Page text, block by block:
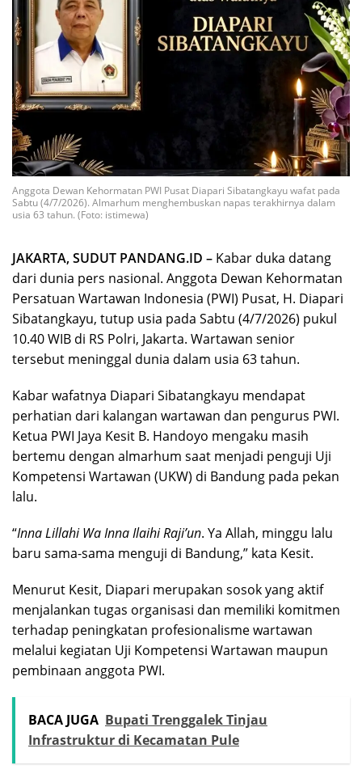
Anggota Dewan Kehormatan PWI Pusat Diapari Sibatangkayu wafat pada
Sabtu (4/7/2026). Almarhum menghembuskan napas terakhirnya dalam
usia 63 tahun. (Foto: istimewa)
JAKARTA, SUDUT PANDANG.ID – Kabar duka datang
dari dunia pers nasional. Anggota Dewan Kehormatan
Persatuan Wartawan Indonesia (PWI) Pusat, H. Diapari
Sibatangkayu, tutup usia pada Sabtu (4/7/2026) pukul
10.40 WIB di RS Polri, Jakarta. Wartawan senior
tersebut meninggal dunia dalam usia 63 tahun.
Kabar wafatnya Diapari Sibatangkayu mendapat
perhatian dari kalangan wartawan dan pengurus PWI.
Ketua PWI Jaya Kesit B. Handoyo mengaku masih
bertemu dengan almarhum saat menjadi penguji Uji
Kompetensi Wartawan (UKW) di Bandung pada pekan
lalu.
“Inna Lillahi Wa Inna Ilaihi Raji’un. Ya Allah, minggu lalu
baru sama-sama menguji di Bandung,” kata Kesit.
Menurut Kesit, Diapari merupakan sosok yang aktif
menjalankan tugas organisasi dan memiliki komitmen
terhadap peningkatan profesionalisme wartawan
melalui kegiatan Uji Kompetensi Wartawan maupun
pembinaan anggota PWI.
BACA JUGA Bupati Trenggalek Tinjau
Infrastruktur di Kecamatan Pule